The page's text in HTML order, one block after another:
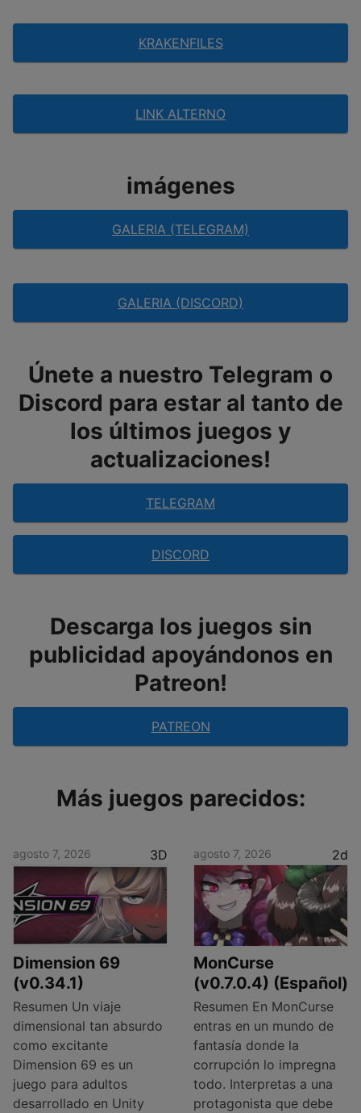
KRAKENFILES
LINK ALTERNO
imágenes
GALERIA (TELEGRAM)
GALERIA (DISCORD)
Únete a nuestro Telegram o
Discord para estar al tanto de
los últimos juegos y
actualizaciones!
TELEGRAM
DISCORD
Descarga los juegos sin
publicidad apoyándonos en
Patreon!
PATREON
Más juegos parecidos:
agosto 7, 2026 3D
Dimension 69
(v0.34.1)
Resumen Un viaje
dimensional tan absurdo
como excitante
Dimension 69 es un
juego para adultos
desarrollado en Unity
agosto 7, 2026 2d
MonCurse
(v0.7.0.4) (Español)
Resumen En MonCurse
entras en un mundo de
fantasía donde la
corrupción lo impregna
todo. Interpretas a una
protagonista que debe